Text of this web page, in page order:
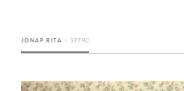
JÓNAP RITA 3 PERC